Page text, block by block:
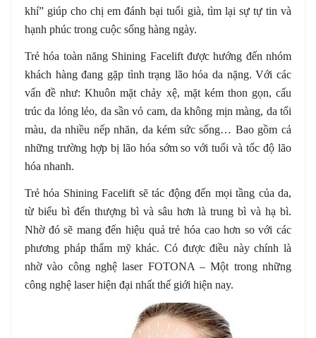
khí” giúp cho chị em đánh bại tuổi già, tìm lại sự tự tin và
hạnh phúc trong cuộc sống hàng ngày.
Trẻ hóa toàn năng Shining Facelift được hướng đến nhóm
khách hàng đang gặp tình trạng lão hóa da nặng. Với các
vấn đề như:Khuôn mặt chảy xệ, mặt kém thon gọn, cấu
trúc da lỏng lẻo, da sần vỏ cam, da không mịn màng, da tối
màu, da nhiều nếp nhăn, da kém sức sống… Bao gồm cả
những trường hợp bị lão hóa sớm so với tuổi và tốc độ lão
hóa nhanh.
Trẻ hóa Shining Facelift sẽ tác động đến mọi tầng của da,
từ biểu bì đến thượng bì và sâu hơn là trung bì và hạ bì.
Nhờ đó sẽ mang đến hiệu quả trẻ hóa cao hơn so với các
phương pháp thẩm mỹ khác. Có được điều này chính là
nhờ vào công nghệ laser FOTONA – Một trong những
công nghệ laser hiện đại nhất thế giới hiện nay.